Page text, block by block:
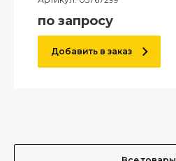
по запросу
Добавить в заказ